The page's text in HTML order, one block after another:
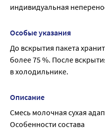
6-7 месяцев: на 1
Без ГМО, консервантов,
индивидуальная
Особые указания
До вскрытия пакета
более 75 %. После
в холодильнике.
Описание
Смесь молочная сухая
Особенности состава